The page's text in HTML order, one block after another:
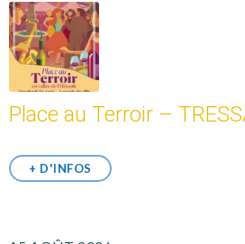
Place au Terroir –
+ D'INFOS